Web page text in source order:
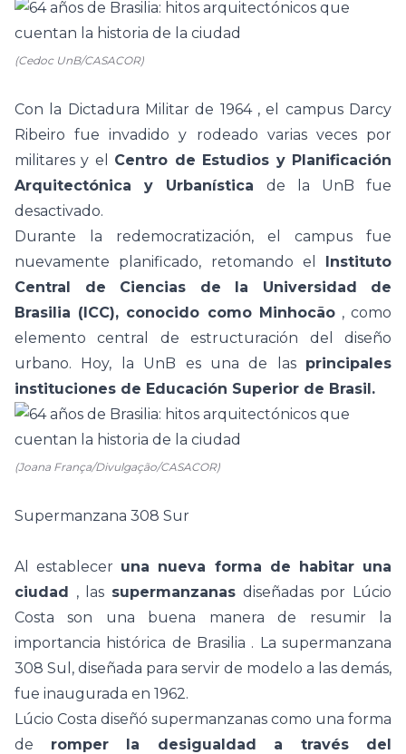
(Cedoc UnB/CASACOR)
Con la Dictadura Militar de 1964 , el campus Darcy
Ribeiro fue invadido y rodeado varias veces por
militares y el Centro de Estudios y Planificación
Arquitectónica y Urbanística de la UnB fue
desactivado.
Durante la redemocratización, el campus fue
nuevamente planificado,
retomando el
Instituto
Central de Ciencias de la Universidad de
Brasilia (ICC), conocido como Minhocão,como
elemento central de estructuración del diseño
urbano. Hoy, la UnB es una de las principales
instituciones de Educación Superior de Brasil.
(Joana França/Divulgação/CASACOR)
Supermanzana 308 Sur
Al establecer una nueva forma de habitar una
ciudad , las supermanzanas diseñadas por Lúcio
Costa son una buena manera de resumir la
importancia histórica de Brasilia . La supermanzana
308 Sul, diseñada para servir de modelo a las demás,
fue inaugurada en 1962.
Lúcio Costa diseñó supermanzanas como una forma
de romper la desigualdad a través del